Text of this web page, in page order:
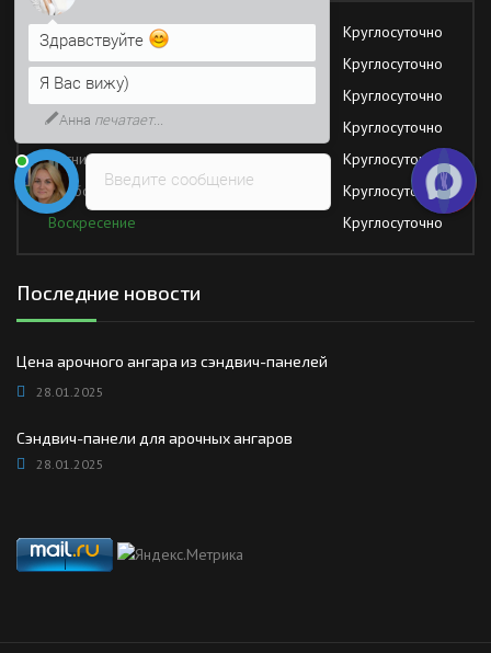
Понедельник
Круглосуточно
Вторник
Круглосуточно
Среда
Круглосуточно
Четверг
Круглосуточно
Пятница
Круглосуточно
Суббота
Круглосуточно
Воскресение
Круглосуточно
Последние новости
Цена арочного ангара из сэндвич-панелей
28.01.2025
Сэндвич-панели для арочных ангаров
28.01.2025
Введите сообщение
Здравствуйте
Я Вас вижу)
Анна печатает...